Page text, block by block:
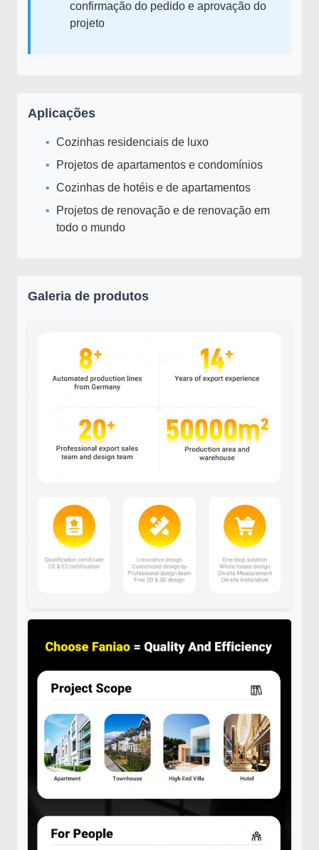
confirmação do pedido e aprovação do
projeto
Aplicações
Cozinhas residenciais de luxo
Projetos de apartamentos e condomínios
Cozinhas de hotéis e de apartamentos
Projetos de renovação e de renovação em
todo o mundo
Galeria de produtos